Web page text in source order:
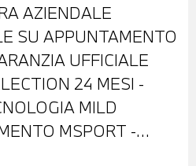
AZIENDALE
SU APPUNTAMENTO
UFFICIALE
24 MESI -
MILD
MSPORT -